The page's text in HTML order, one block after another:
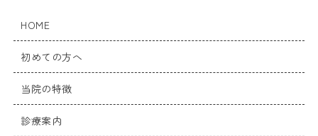
HOME
初めての方へ
当院の特徴
診療案内